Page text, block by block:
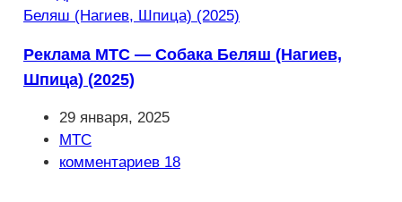
Реклама МТС — Собака Беляш (Нагиев,
Шпица) (2025)
Запись
опубликована:
29 января, 2025
Рубрика
записи:
МТС
Комментарии
комментариев 18